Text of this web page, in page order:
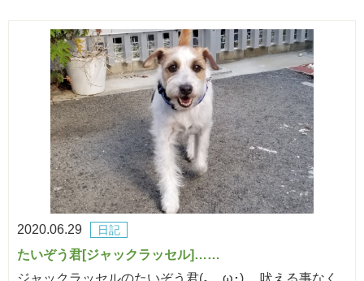
2020.06.29 日記
たいぞう君[ジャックラッセル]……
ジャックラッセルのたいぞう君(｡ゝω･)ゞ 吠える事なく